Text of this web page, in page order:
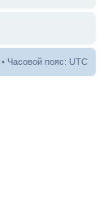
• Часовой пояс: UTC